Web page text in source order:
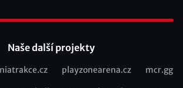
Naše další projekty
playzonearena.cz mcr.gg